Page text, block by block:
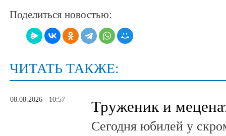
Поделиться новостью:
ЧИТАТЬ ТАКЖЕ:
08.08.2026 - 10:57 Труженик и
Сегодня юбилей у